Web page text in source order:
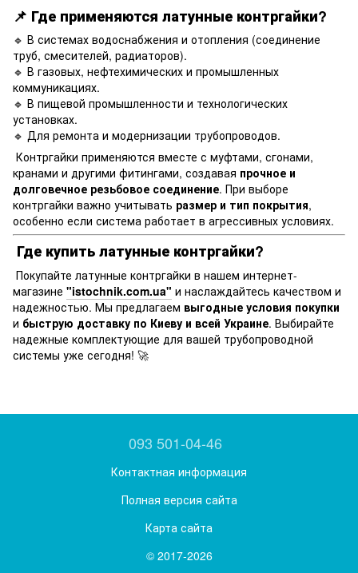
📌 Где применяются латунные контргайки?
🔹 В системах водоснабжения и отопления (соединение
труб, смесителей, радиаторов).
🔹 В газовых, нефтехимических и промышленных
коммуникациях.
🔹 В пищевой промышленности и технологических
установках.
🔹 Для ремонта и модернизации трубопроводов.
Контргайки применяются вместе с муфтами, сгонами,
кранами и другими фитингами, создавая прочное и
долговечное резьбовое соединение. При выборе
контргайки важно учитывать размер и тип покрытия,
особенно если система работает в агрессивных условиях.
Где купить латунные контргайки?
Покупайте латунные контргайки в нашем интернет-
магазине "istochnik.com.ua" и наслаждайтесь качеством и
надежностью. Мы предлагаем выгодные условия покупки
и быструю доставку по Киеву и всей Украине. Выбирайте
надежные комплектующие для вашей трубопроводной
системы уже сегодня! 🚀
093 501-04-46
Контактная информация
Полная версия сайта
Карта сайта
© 2017-2026